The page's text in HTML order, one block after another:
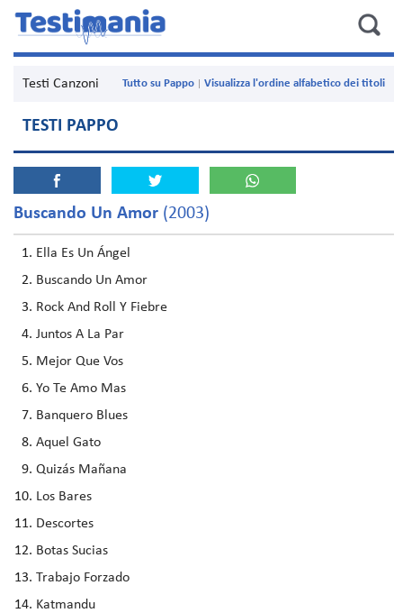
Testi Canzoni Visualizza l'ordine alfabetico dei titoli
Tutto su Pappo
TESTI PAPPO
Buscando Un Amor (2003)
Ella Es Un Ángel
Buscando Un Amor
Rock And Roll Y Fiebre
Juntos A La Par
Mejor Que Vos
Yo Te Amo Mas
Banquero Blues
Aquel Gato
Quizás Mañana
Los Bares
Descortes
Botas Sucias
Trabajo Forzado
Katmandu